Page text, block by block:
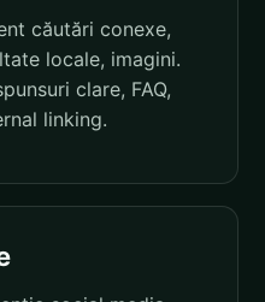
căutări conexe,
locale, imagini.
clare, FAQ,
linking.